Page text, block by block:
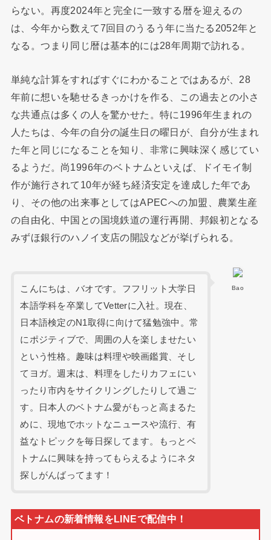
らない。再度2024年と完全に一致する暦を迎えるの
は、今年から数えて7回目のうるう年に当たる2052年と
なる。つまり同じ暦は基本的には28年周期で訪れる。
単純な計算をすればすぐにわかることではあるが、28
年前に想いを馳せるきっかけを作る、この過去との小さ
な共通点は多くの人を驚かせた。特に1996年生まれの
人たちは、今年の自分の誕生日の曜日が、自分が生まれ
た年と同じになることを知り、非常に興味深く感じてい
るようだ。尚1996年のベトナムといえば、ドイモイ制
作が施行されて10年が経ち経済安定を達成した年であ
り、その他の出来事としてはAPECへの加盟、農業生産
の自由化、中国との国境鉄道の運行再開、邦銀初となる
みずほ銀行のハノイ支店の開設などが挙げられる。
Bao
こんにちは、バオです。フフリット大学日
本語学科を卒業してVetterに入社。現在、
日本語検定のN1取得に向けて猛勉強中。常
にポジティブで、周囲の人を楽しませたい
という性格。趣味は料理や映画鑑賞、そし
てヨガ。週末は、料理をしたりカフェにい
ったり市内をサイクリングしたりして過ご
す。日本人のベトナム愛がもっと高まるた
めに、現地でホットなニュースや流行、有
益なトピックを毎日探してます。もっとベ
トナムに興味を持ってもらえるようにネタ
探しがんばってます！